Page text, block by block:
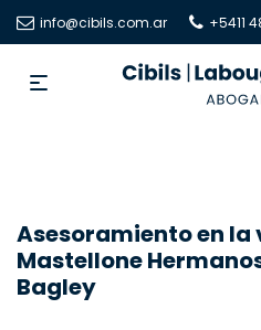
info@cibils.com.ar +5411
Asesoramiento en la
Mastellone
Bagley